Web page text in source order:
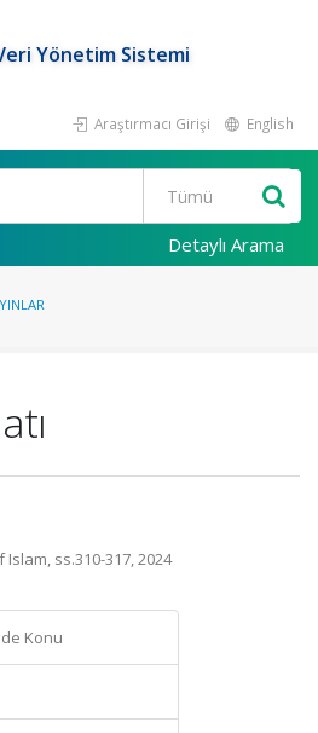
Yönetim Sistemi
Araştırmacı Girişi English
Detaylı Arama
ss.310-317, 2024
Konu